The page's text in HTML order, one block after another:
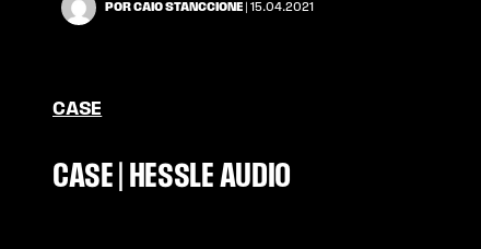
POR CAIO STANCCIONE | 15.04.2021
CASE
CASE | HESSLE AUDIO